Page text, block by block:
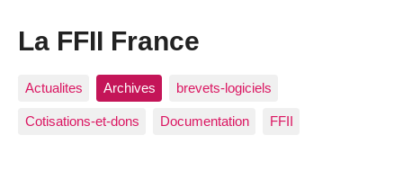
La FFII France
Actualites Archives brevets-logiciels
Cotisations-et-dons Documentation FFII